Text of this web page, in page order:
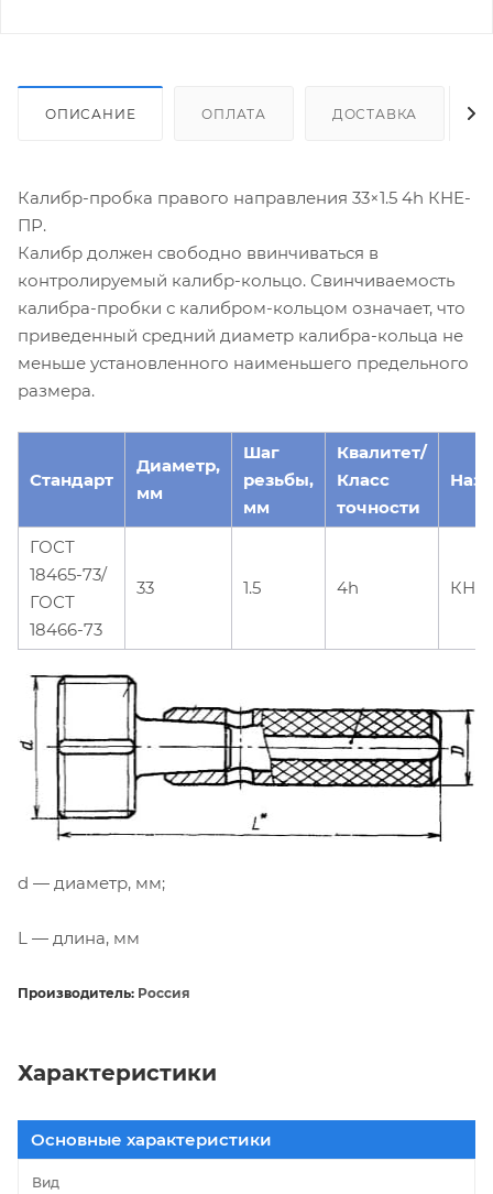
ОПИСАНИЕ ОПЛАТА ДОСТАВКА
Калибр-пробка правого направления 33×1.5 4h КНЕ-
ПР.
Калибр должен свободно ввинчиваться в
контролируемый калибр-кольцо. Свинчиваемость
калибра-пробки с калибром-кольцом означает, что
приведенный средний диаметр калибра-кольца не
меньше установленного наименьшего предельного
размера.
Стандарт
Диаметр,
мм
Шаг
резьбы,
мм
Квалитет/
Класс
точности
ГОСТ
18465-73/
ГОСТ
18466-73
33 1.5 4h
d — диаметр, мм;
L — длина, мм
Производитель: Россия
Характеристики
Основные характеристики
Вид